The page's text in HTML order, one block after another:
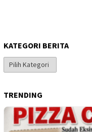
KATEGORI BERITA
Kategori
Berita
TRENDING